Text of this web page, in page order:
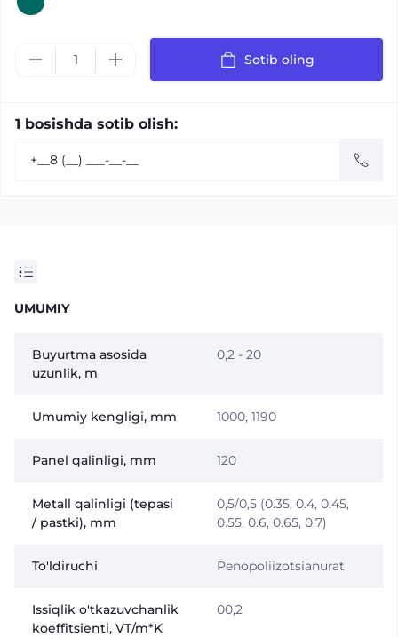
Sotib oling
1 bosishda sotib olish:
UMUMIY
Buyurtma asosida
uzunlik, m
0,2 - 20
Umumiy kengligi, mm 1000, 1190
Panel qalinligi, mm 120
Metall qalinligi (tepasi
/ pastki), mm
0,5/0,5 (0.35, 0.4, 0.45,
0.55, 0.6, 0.65, 0.7)
To'ldiruchi Penopoliizotsianurat
Issiqlik o'tkazuvchanlik
koeffitsienti, VT/m*K
00,2